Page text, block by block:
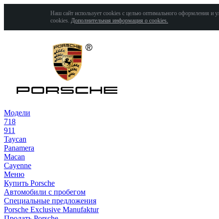
Наш сайт использует cookies с целью оптимального оформления и
cookies. Дополнительная информация о cookies.
Модели
718
911
Taycan
Panamera
Macan
Cayenne
Меню
Купить Porsche
Автомобили с пробегом
Специальные предложения
Porsche Exclusive Manufaktur